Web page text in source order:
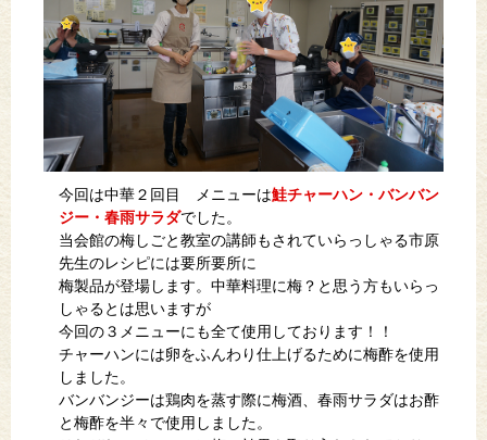
今回は中華２回目 メニューは鮭チャーハン・バンバン
ジー・春雨サラダでした。
当会館の梅しごと教室の講師もされていらっしゃる市原
先生のレシピには要所要所に
梅製品が登場します。中華料理に梅？と思う方もいらっ
しゃるとは思いますが
今回の３メニューにも全て使用しております！！
チャーハンには卵をふんわり仕上げるために梅酢を使用
しました。
バンバンジーは鶏肉を蒸す際に梅酒、春雨サラダはお酢
と梅酢を半々で使用しました。